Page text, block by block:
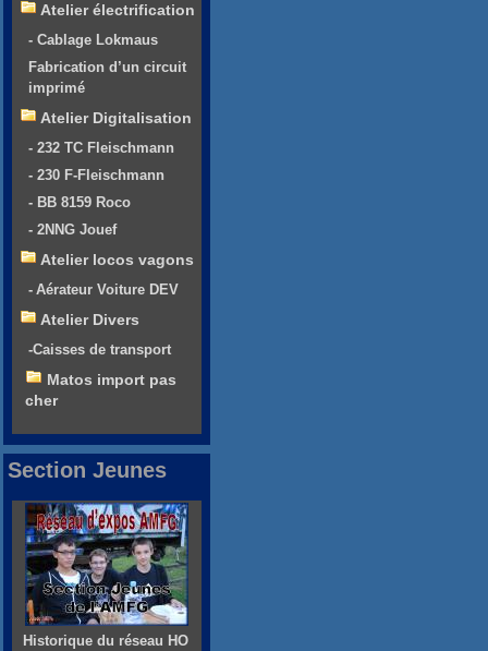
Atelier électrification
- Cablage Lokmaus
Fabrication d’un circuit
imprimé
Atelier Digitalisation
- 232 TC Fleischmann
- 230 F-Fleischmann
- BB 8159 Roco
- 2NNG Jouef
Atelier locos vagons
- Aérateur Voiture DEV
Atelier Divers
-Caisses de transport
Matos import pas
cher
Section Jeunes
Historique du réseau HO